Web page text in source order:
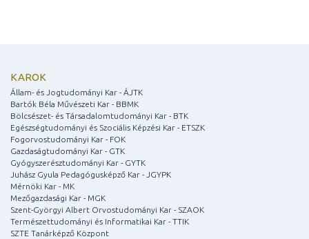
KAROK
Állam- és Jogtudományi Kar - ÁJTK
Bartók Béla Művészeti Kar - BBMK
Bölcsészet- és Társadalomtudományi Kar - BTK
Egészségtudományi és Szociális Képzési Kar - ETSZK
Fogorvostudományi Kar - FOK
Gazdaságtudományi Kar - GTK
Gyógyszerésztudományi Kar - GYTK
Juhász Gyula Pedagógusképző Kar - JGYPK
Mérnöki Kar - MK
Mezőgazdasági Kar - MGK
Szent-Györgyi Albert Orvostudományi Kar - SZAOK
Természettudományi és Informatikai Kar - TTIK
SZTE Tanárképző Központ